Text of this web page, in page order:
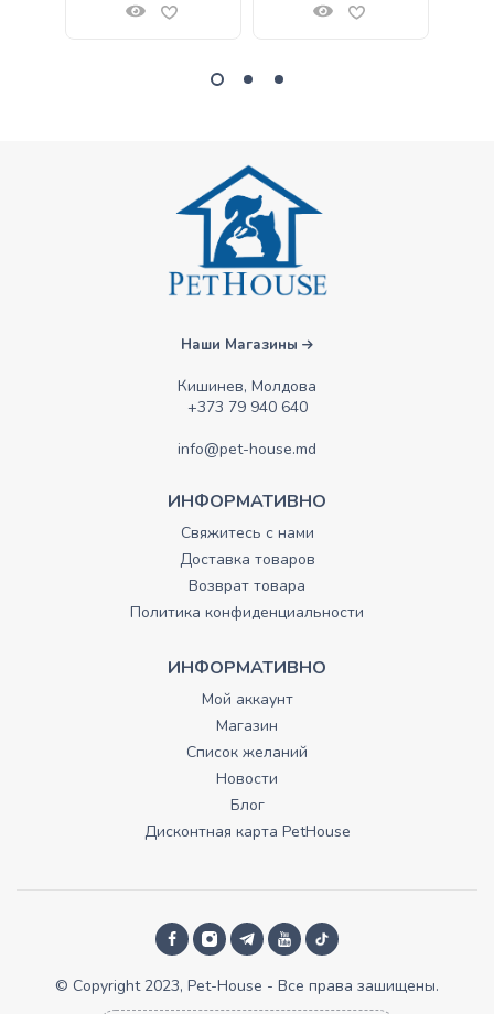
Наши Магазины
Кишинев, Молдова
+373 79 940 640
info@pet-house.md
ИНФОРМАТИВНО
Свяжитесь с нами
Доставка товаров
Возврат товара
Политика конфиденциальности
ИНФОРМАТИВНО
Мой аккаунт
Магазин
Список желаний
Новости
Блог
Дисконтная карта PetHouse
© Copyright 2023, Pet-House - Все права зашищены.